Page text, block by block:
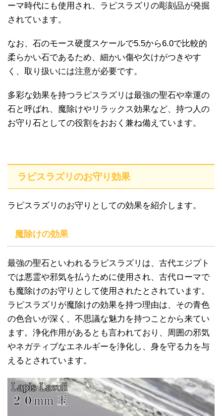
ーマ時代にも使用され、ラピスラズリの彫刻品が発掘
されています。
なお、石のモース硬度スケールで5.5から6.0で比較的
柔らかい石であるため、細かい傷や欠けがつきやす
く、取り扱いには注意が必要です。
多彩な効果を持つラピスラズリは最強の聖石や幸運の
石と呼ばれ、魔除けやリラックス効果など、持つ人の
お守り石としての役割をおおく兼ね備えています。
ラピスラズリのお守り効果
ラピスラズリのお守りとしての効果を紹介します。
魔除けの効果
最強の聖石といわれるラピスラズリは、古代エジプト
では悪霊や邪気を払うために使用され、古代ローマで
も魔除けのお守りとして使用されたとされています。
ラピスラズリが魔除けの効果を持つ理由は、その青色
の色合いが深く、不思議な魅力を持つことから来てい
ます。浄化作用があるとも言われており、周囲の邪気
やネガティブなエネルギーを浄化し、身を守る力を与
えるとされています。